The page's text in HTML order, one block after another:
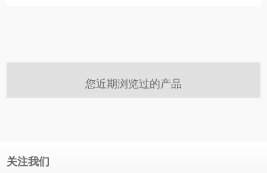
您近期浏览过的产品
关注我们